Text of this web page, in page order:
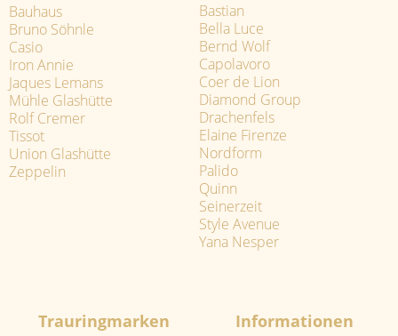
Bauhaus
Bruno Söhnle
Casio
Iron Annie
Jaques Lemans
Mühle Glashütte
Rolf Cremer
Tissot
Union Glashütte
Zeppelin
Bastian
Bella Luce
Bernd Wolf
Capolavoro
Coer de Lion
Diamond Group
Drachenfels
Elaine Firenze
Nordform
Palido
Quinn
Seinerzeit
Style Avenue
Yana Nesper
Trauringmarken Informationen